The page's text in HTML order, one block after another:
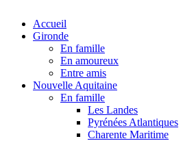
Accueil
Gironde
En famille
En amoureux
Entre amis
Nouvelle Aquitaine
En famille
Les Landes
Pyrénées Atlantiques
Charente Maritime